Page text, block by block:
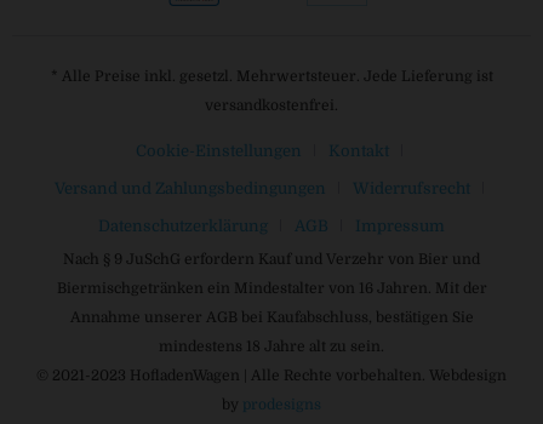
* Alle Preise inkl. gesetzl. Mehrwertsteuer. Jede Lieferung ist
versandkostenfrei.
Cookie-Einstellungen Kontakt
Versand und Zahlungsbedingungen Widerrufsrecht
Datenschutzerklärung AGB Impressum
Nach § 9 JuSchG erfordern Kauf und Verzehr von Bier und
Biermischgetränken ein Mindestalter von 16 Jahren. Mit der
Annahme unserer AGB bei Kaufabschluss, bestätigen Sie
mindestens 18 Jahre alt zu sein.
© 2021-2023 HofladenWagen | Alle Rechte vorbehalten. Webdesign
by prodesigns